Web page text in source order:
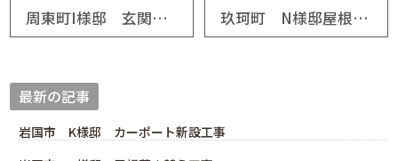
周東町I様邸 玄関ドア取り換え工事
玖珂町 N様邸屋根葺き替え工事とポリカ波板張替え工事
最新の記事
岩国市 K様邸 カーポート新設工事